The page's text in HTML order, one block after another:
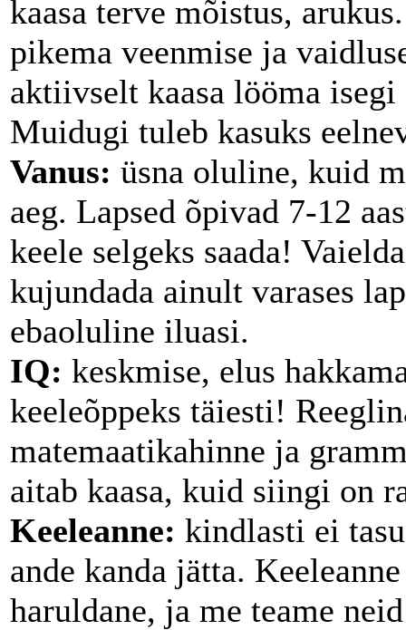
kaasa terve mõistus,
pikema veenmise ja
aktiivselt kaasa lööma
Muidugi tuleb kasuks
Vanus: üsna oluline, kuid
aeg. Lapsed õpivad 7-12
keele selgeks saada!
kujundada ainult varases
ebaoluline iluasi.
IQ: keskmise, elus
keeleõppeks täiesti!
matemaatikahinne ja
aitab kaasa, kuid siingi on
Keeleanne: kindlasti ei
ande kanda jätta.
haruldane, ja me teame